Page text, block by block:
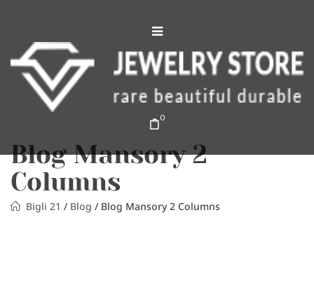
0
Blog Mansory 2
Columns
Bigli 21 / Blog / Blog Mansory 2 Columns